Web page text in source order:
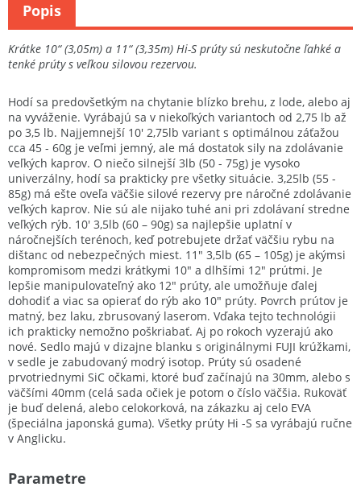
Krátke 10“ (3,05m) a 11“ (3,35m) Hi-S prúty sú neskutočne ľahké a
tenké prúty s veľkou silovou rezervou.
Hodí sa predovšetkým na chytanie blízko brehu, z lode, alebo aj
na vyváženie. Vyrábajú sa v niekoľkých variantoch od 2,75 lb až
po 3,5 lb. Najjemnejší 10' 2,75lb variant s optimálnou záťažou
cca 45 - 60g je veľmi jemný, ale má dostatok sily na zdolávanie
veľkých kaprov. O niečo silnejší 3lb (50 - 75g) je vysoko
univerzálny, hodí sa prakticky pre všetky situácie. 3,25lb (55 -
85g) má ešte oveľa väčšie silové rezervy pre náročné zdolávanie
veľkých kaprov. Nie sú ale nijako tuhé ani pri zdolávaní stredne
veľkých rýb. 10′ 3,5lb (60 – 90g) sa najlepšie uplatní v
náročnejších terénoch, keď potrebujete držať väčšiu rybu na
dištanc od nebezpečných miest. 11″ 3,5lb (65 – 105g) je akýmsi
kompromisom medzi krátkymi 10″ a dlhšími 12″ prútmi. Je
lepšie manipulovateľný ako 12″ prúty, ale umožňuje ďalej
dohodiť a viac sa opierať do rýb ako 10″ prúty. Povrch prútov je
matný, bez laku, zbrusovaný laserom. Vďaka tejto technológii
ich prakticky nemožno poškriabať. Aj po rokoch vyzerajú ako
nové. Sedlo majú v dizajne blanku s originálnymi FUJI krúžkami,
v sedle je zabudovaný modrý isotop. Prúty sú osadené
prvotriednymi SiC očkami, ktoré buď začínajú na 30mm, alebo s
väčšími 40mm (celá sada očiek je potom o číslo väčšia. Rukoväť
je buď delená, alebo celokorková, na zákazku aj celo EVA
(špeciálna japonská guma). Všetky prúty Hi -S sa vyrábajú ručne
v Anglicku.
Parametre
Popis